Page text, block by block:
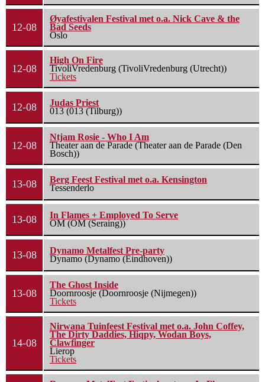
12-08
Øyafestivalen Festival met o.a. Nick Cave & the
Bad Seeds
Oslo
12-08
High On Fire
TivoliVredenburg (TivoliVredenburg (Utrecht))
Tickets
12-08
Judas Priest
013 (013 (Tilburg))
12-08
Ntjam Rosie - Who I Am
Theater aan de Parade (Theater aan de Parade (Den
Bosch))
13-08
Berg Feest Festival met o.a. Kensington
Tessenderlo
13-08
In Flames + Employed To Serve
OM (OM (Seraing))
13-08
Dynamo Metalfest Pre-party
Dynamo (Dynamo (Eindhoven))
13-08
The Ghost Inside
Doornroosje (Doornroosje (Nijmegen))
Tickets
14-08
Nirwana Tuinfeest Festival met o.a. John Coffey,
The Dirty Daddies, Hiqpy, Wodan Boys,
Clawfinger
Lierop
Tickets